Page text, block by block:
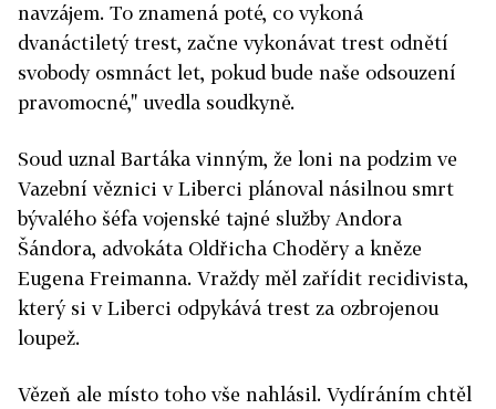
navzájem. To znamená poté, co vykoná
dvanáctiletý trest, začne vykonávat trest odnětí
svobody osmnáct let, pokud bude naše odsouzení
pravomocné," uvedla soudkyně.
Soud uznal Bartáka vinným, že loni na podzim ve
Vazební věznici v Liberci plánoval násilnou smrt
bývalého šéfa vojenské tajné služby Andora
Šándora, advokáta Oldřicha Choděry a kněze
Eugena Freimanna. Vraždy měl zařídit recidivista,
který si v Liberci odpykává trest za ozbrojenou
loupež.
Vězeň ale místo toho vše nahlásil. Vydíráním chtěl